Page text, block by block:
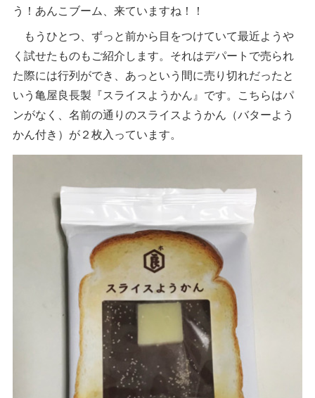
う！あんこブーム、来ていますね！！
もうひとつ、ずっと前から目をつけていて最近ようや
く試せたものもご紹介します。それはデパートで売られ
た際には行列ができ、あっという間に売り切れだったと
いう亀屋良長製『スライスようかん』です。こちらはパ
ンがなく、名前の通りのスライスようかん（バターよう
かん付き）が２枚入っています。